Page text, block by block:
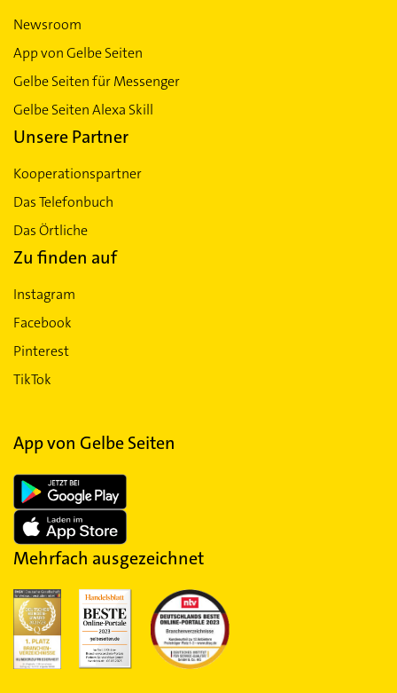
Newsroom
App von Gelbe Seiten
Gelbe Seiten für Messenger
Gelbe Seiten Alexa Skill
Unsere Partner
Kooperationspartner
Das Telefonbuch
Das Örtliche
Zu finden auf
Instagram
Facebook
Pinterest
TikTok
App von Gelbe Seiten
Mehrfach ausgezeichnet